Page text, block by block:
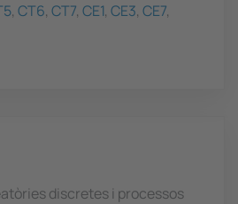
, CT6, CT7, CE1, CE3, CE7,
discretes i processos